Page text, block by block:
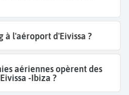
à l'aéroport d'Eivissa ?
aériennes opèrent des
-Ibiza ?